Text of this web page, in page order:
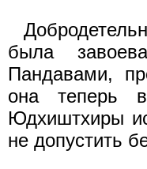
была
Пандавами,
она теперь
Юдхиштхиры
не допустить